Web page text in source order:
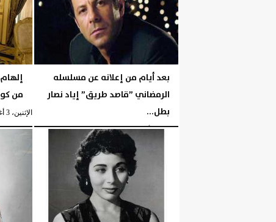
بعد أيام من إعلانه عن مسلسله
الرمضاني ”قاصد طريق” إياد نصار
بطل...
الإثنين، 3 أغسطس 2026 06:42 مـ
من
الإثنين، 3 أغسطس 2026